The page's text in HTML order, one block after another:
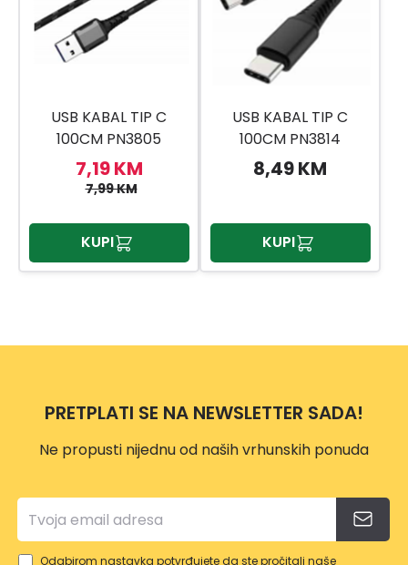
USB KABAL TIP C
100CM PN3805
7,19 KM
7,99 KM
KUPI
USB KABAL TIP C
100CM PN3814
8,49 KM
KUPI
PRETPLATI SE NA NEWSLETTER SADA!
Ne propusti nijednu od naših vrhunskih ponuda
Odabirom nastavka potvrđujete da ste pročitali naše